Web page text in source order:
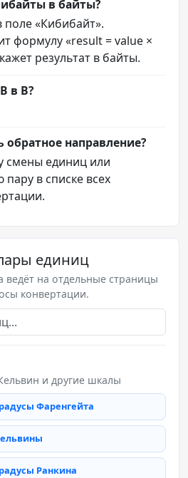
в байты?
поле «Кибибайт».
формулу «result = value ×
результат в байты.
в B?
направление?
смены единиц или
в списке всех
единиц
ведёт на отдельные страницы
конвертации.
и другие шкалы
Фаренгейта
Ранкина